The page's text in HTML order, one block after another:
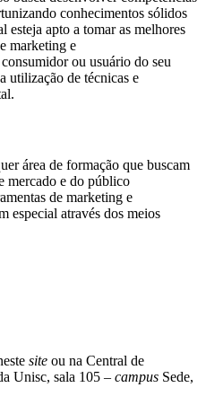
conhecimentos sólidos
esteja apto a tomar as melhores
marketing e
ou usuário do seu
utilização de técnicas e
área de formação que buscam
mercado e do público
de marketing e
especial através dos meios
site ou na Central de
Unisc, sala 105 – campus Sede,